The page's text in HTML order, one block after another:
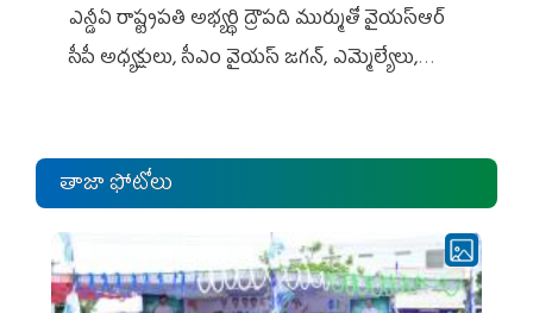
ఎన్డీఏ రాష్ట్ర‌ప‌తి అభ్య‌ర్థి ద్రౌప‌ది ముర్ముతో వైయ‌స్ఆర్
సీపీ అధ్య‌క్షులు, సీఎం వైయ‌స్ జ‌గ‌న్, ఎమ్మెల్యేలు,
తాజా ఫోటోలు